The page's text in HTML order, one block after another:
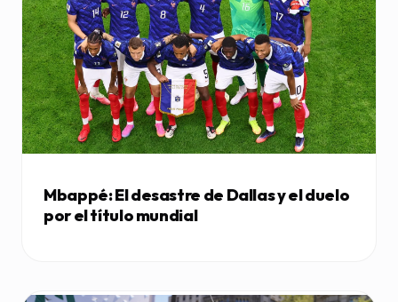
Mbappé: El desastre de Dallas y el duelo
por el título mundial